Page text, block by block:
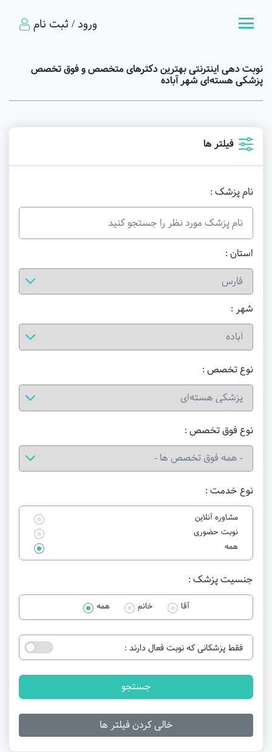
ورود / ثبت نام
نوبت دهی اینترنتی بهترین دکترهای متخصص و فوق تخصص
پزشکی هسته‌ای شهر آباده
فیلتر ها
نام پزشک :
استان :
شهر :
نوع خدمت :
مشاوره آنلاین
نوبت حضوری
همه
نوع تخصص :
نوع فوق تخصص :
جنسیت پزشک :
آقا خانم همه
فقط پزشکانی که نوبت فعال دارند :
جستجو
خالی کردن فیلتر ها